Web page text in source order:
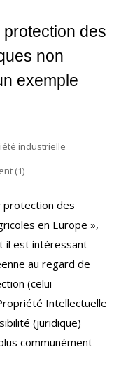
des
non
exemple
industrielle
(1)
protection des
en Europe »,
il est intéressant
au regard de
(celui
Intellectuelle
(juridique)
communément